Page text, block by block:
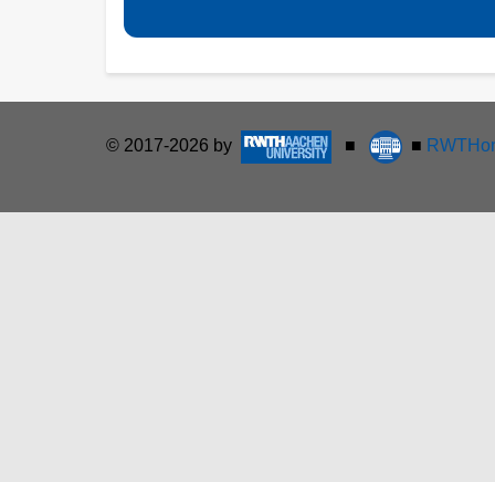
© 2017-2026 by ■ ■